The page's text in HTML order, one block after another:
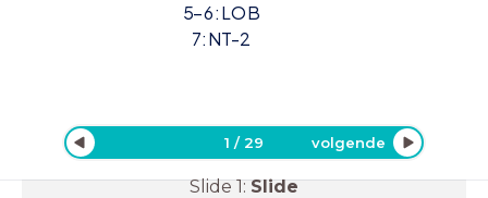
5-6: LOB
7: NT-2
1 /29 volgende
Slide1:Slide